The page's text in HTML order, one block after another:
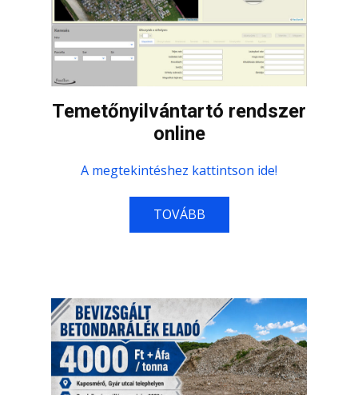
Temetőnyilvántartó rendszer
online
A megtekintéshez kattintson ide!
TOVÁBB